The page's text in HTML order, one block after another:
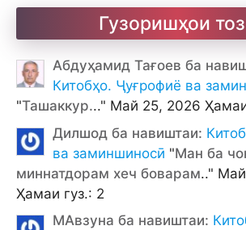
Гузоришҳои
Абдуҳамид Тағоев ба
Китобҳо. Ҷуғрофиё ва
"Ташаккур..." Май 25, 2026
Дилшод ба навиштаи:
ва заминшиносӣ "Ман ба
миннатдорам хеч боварам.."
Ҳамаи гуз.: 2
МАвзуна ба навиштаи: